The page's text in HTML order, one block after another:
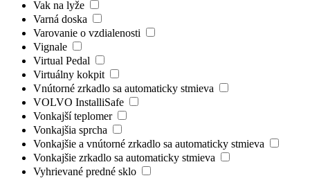
Vak na lyže
Varná doska
Varovanie o vzdialenosti
Vignale
Virtual Pedal
Virtuálny kokpit
Vnútorné zrkadlo sa automaticky stmieva
VOLVO InstalliSafe
Vonkajší teplomer
Vonkajšia sprcha
Vonkajšie a vnútorné zrkadlo sa automaticky stmieva
Vonkajšie zrkadlo sa automaticky stmieva
Vyhrievané predné sklo